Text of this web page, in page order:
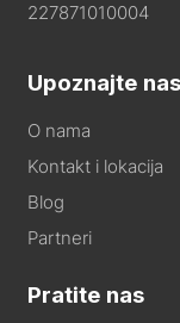
227871010004
Upoznajte nas
O nama
Kontakt i lokacija
Blog
Partneri
Pratite nas